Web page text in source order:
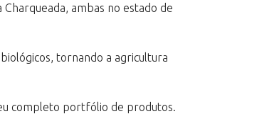
ambas no estado de
tornando a agricultura
completo portfólio de produtos.